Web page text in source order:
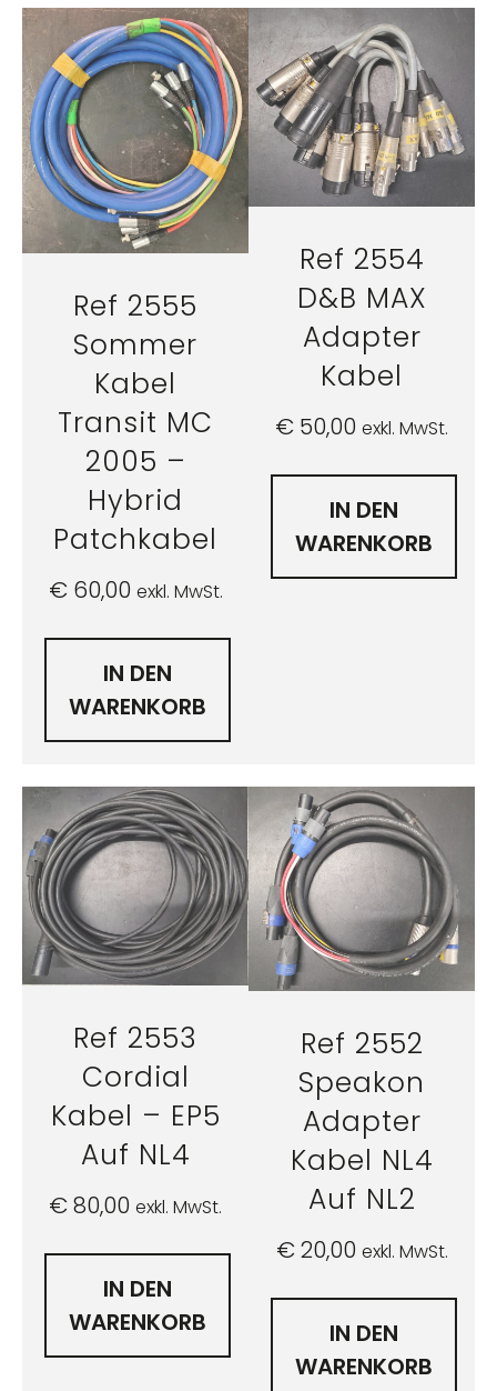
Ref 2555
Sommer
Kabel
Transit MC
2005 –
Hybrid
Patchkabel
€60,00 exkl. MwSt.
IN DEN
WARENKORB
Ref 2554
D&B MAX
Adapter
Kabel
€ 50,00 exkl. MwSt.
IN DEN
WARENKORB
Ref 2553
Cordial
Kabel – EP5
Auf NL4
€80,00 exkl. MwSt.
IN DEN
WARENKORB
Ref 2552
Speakon
Adapter
Kabel NL4
Auf NL2
€20,00 exkl. MwSt.
IN DEN
WARENKORB